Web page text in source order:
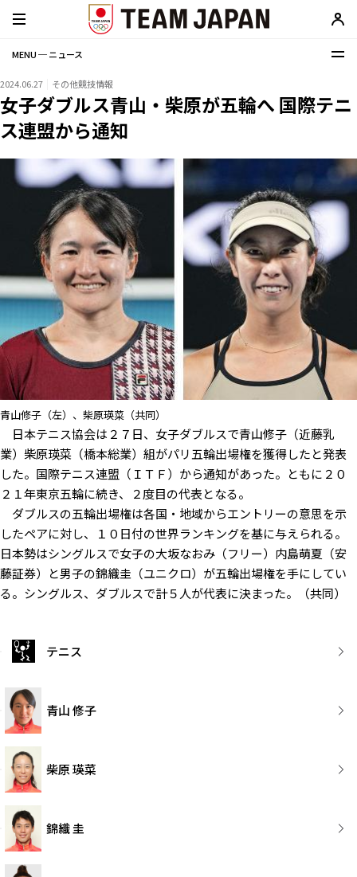
MENU ─ ニュース
2024.06.27 その他競技情報
女子ダブルス青山・柴原が五輪へ 国際テニ
ス連盟から通知
青山修子（左）、柴原瑛菜（共同）
日本テニス協会は２７日、女子ダブルスで青山修子（近藤乳
業）柴原瑛菜（橋本総業）組がパリ五輪出場権を獲得したと発表
した。国際テニス連盟（ＩＴＦ）から通知があった。ともに２０
２１年東京五輪に続き、２度目の代表となる。
ダブルスの五輪出場権は各国・地域からエントリーの意思を示
したペアに対し、１０日付の世界ランキングを基に与えられる。
日本勢はシングルスで女子の大坂なおみ（フリー）内島萌夏（安
藤証券）と男子の錦織圭（ユニクロ）が五輪出場権を手にしてい
る。シングルス、ダブルスで計５人が代表に決まった。（共同）
テニス
青山 修子
柴原 瑛菜
錦織 圭